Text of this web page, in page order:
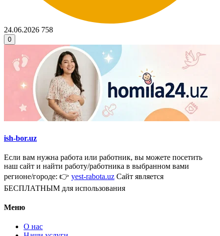
24.06.2026 758
0
ish-bor.uz
Если вам нужна работа или работник, вы можете посетить
наш сайт и найти работу/работника в выбранном вами
регионе/городе: 👉 yest-rabota.uz Сайт является
БЕСПЛАТНЫМ для использования
Меню
О нас